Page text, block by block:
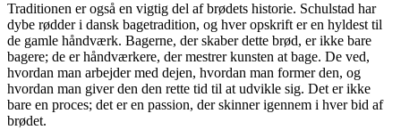
Traditionen er også en vigtig del af brødets historie. Schulstad har
dybe rødder i dansk bagetradition, og hver opskrift er en hyldest til
de gamle håndværk. Bagerne, der skaber dette brød, er ikke bare
bagere; de er håndværkere, der mestrer kunsten at bage. De ved,
hvordan man arbejder med dejen, hvordan man former den, og
hvordan man giver den den rette tid til at udvikle sig. Det er ikke
bare en proces; det er en passion, der skinner igennem i hver bid af
brødet.